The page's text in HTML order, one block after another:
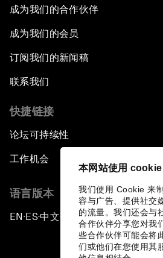
本网站使用 cookie
我们使用 Cookie 来
容与广告、提供社交
的流量。我们还会与
合作伙伴分享您对我
些合作伙伴可能会将
们或他们在您使用其
成为我们的合作伙伴
成为我们的会员
订阅我们的新闻稿
联系我们
快捷链接
论坛可持续性
工作机会
语言版本
EN ▪ES▪中文▪ 日本語